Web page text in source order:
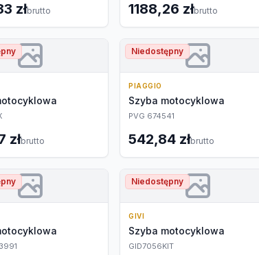
złbrutto 1188,26 złbrutto
złbrutto
Niedostępny
PIAGGIO
Szyba motocyklowa
PVG 674541
542,84 złbrutto
Niedostępny
GIVI
Szyba motocyklowa
GID7056KIT